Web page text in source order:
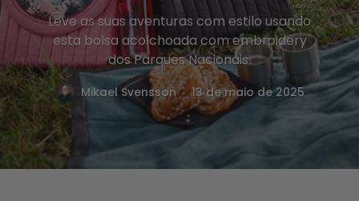
Leve as suas aventuras com estilo usando
esta bolsa acolchoada com embroidery
dos Parques Nacionais.
Mikael Svensson . 13 de maio de 2025